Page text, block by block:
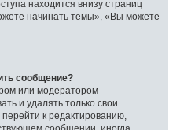
находится внизу страниц
начинать темы», «Вы можете
сообщение?
или модератором
и удалять только свои
к редактированию,